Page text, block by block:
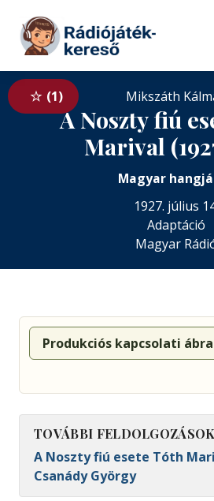
Tovább a tartalomhoz
1 Mikszáth
A Noszty fiú
Marival
Magyar
1927. július
Adaptáció
Magyar
Produkciós kapcsolati
TOVÁBBI
A Noszty fiú esete Tóth
Csanády György